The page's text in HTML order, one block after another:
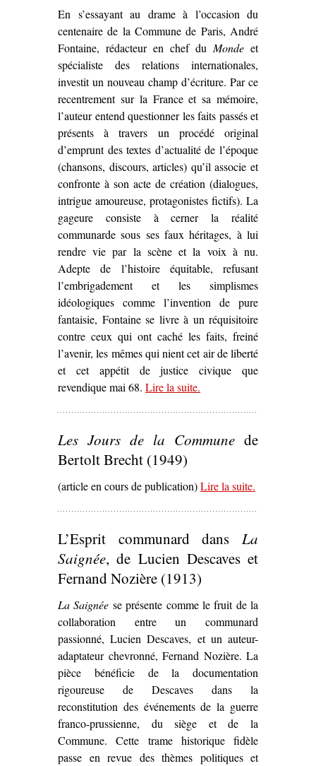
En s’essayant au drame à l’occasion du
centenaire de la Commune de Paris, André
Fontaine, rédacteur en chef duMonde et
spécialiste des relations internationales,
investit un nouveau champ d’écriture. Par ce
recentrement sur la France et sa mémoire,
l’auteur entend questionner les faits passés et
présents à travers un procédé original
d’emprunt des textes d’actualité de l’époque
(chansons, discours, articles) qu’il associe et
confronte à son acte de création (dialogues,
intrigue amoureuse, protagonistes fictifs). La
gageure consiste à cerner la réalité
communarde sous ses faux héritages, à lui
rendre vie par la scène et la voix à nu.
Adepte de l’histoire équitable, refusant
l’embrigadement et les simplismes
idéologiques comme l’invention de pure
fantaisie, Fontaine se livre à un réquisitoire
contre ceux qui ont caché les faits, freiné
l’avenir, les mêmes qui nient cet air de liberté
et cet appétit de justice civique que
revendique mai 68. Lire la suite– ‘Sur
.
Les Jours de la Commune de
Bertolt Brecht (1949)
(article en cours de publication)Lire la suite– ‘
Bertolt Brecht
(1949)’
.
L’Esprit communard dans La
Saignée, de Lucien Descaves et
Fernand Nozière (1913)
La Saignée se présente comme le fruit de la
collaboration entre un communard
passionné, Lucien Descaves, et un auteur-
adaptateur chevronné, Fernand Nozière. La
pièce bénéficie de la documentation
rigoureuse de Descaves dans la
reconstitution des événements de la guerre
franco-prussienne, du siège et de la
Commune. Cette trame historique fidèle
passe en revue des thèmes politiques et